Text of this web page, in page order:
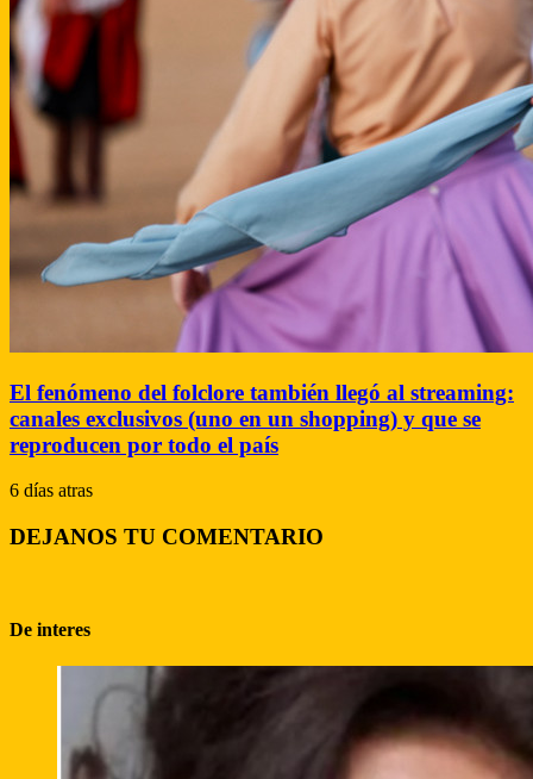
El fenómeno del folclore también llegó al streaming:
canales exclusivos (uno en un shopping) y que se
reproducen por todo el país
6 días atras
DEJANOS TU COMENTARIO
De interes